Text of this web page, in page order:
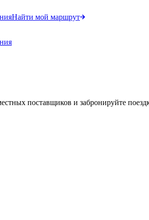
Найти мой маршрут
поставщиков и забронируйте